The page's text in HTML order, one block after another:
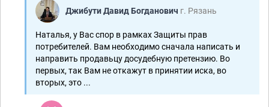
Джибути Давид Богданович г. Рязань
Наталья, у Вас спор в рамках Защиты прав
потребителей. Вам необходимо сначала написать и
направить продавьцу досудебную претензию. Во
первых, так Вам не откажут в принятии иска, во
вторых, это ...